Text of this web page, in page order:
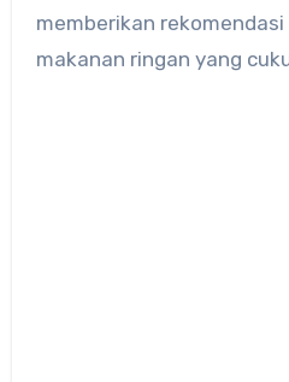
memberikan
makanan ringan yang